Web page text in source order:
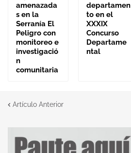
amenazada
s en la
Serranía El
Peligro con
monitoreo e
investigació
n
comunitaria
departamen
to en el
XXXIX
Concurso
Departame
ntal
Artículo Anterior